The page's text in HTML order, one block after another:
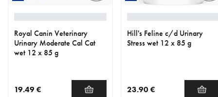
Royal Canin Veterinary
Urinary Moderate Cal Cat
wet 12 x 85 g
19.49 €
Hill's Feline c/d Urinary
Stress wet 12 x 85 g
23.90 €